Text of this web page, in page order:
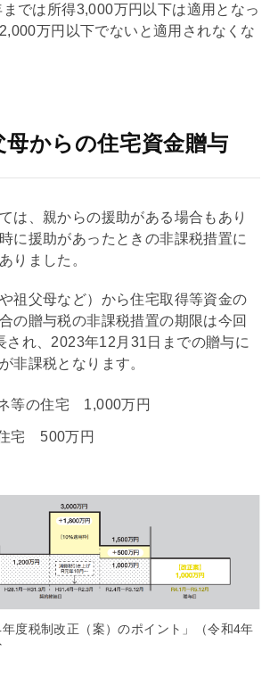
では所得3,000万円以下は適用となっ
万円以下でないと適用されなくな
母からの住宅資金贈与
は、親からの援助がある場合もあり
に援助があったときの非課税措置に
りました。
祖父母など）から住宅取得等資金の
の贈与税の非課税措置の期限は今回
され、2023年12月31日までの贈与に
非課税となります。
ネ等の住宅 1,000万円
住宅 500万円
度税制改正（案）のポイント」（令和4年